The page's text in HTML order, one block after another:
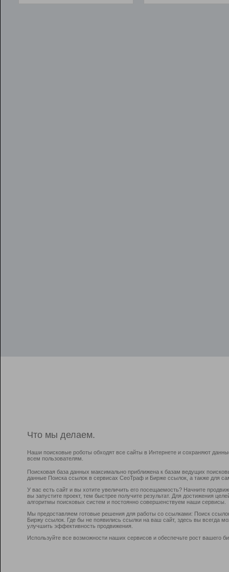
Что мы делаем.
Наши поисковые роботы обходят все сайты в Интернете и сохраняют
всем пользователям.
Поисковая база данных максимально приближена к базам ведущих
данные Поиска ссылок в сервисах СеоТраф и Бирже ссылок, а также для
У вас есть сайт и вы хотите увеличить его посещаемость? Начните
вы запустите проект, тем быстрее получите результат. Для достижения
алгоритмы поисковых систем и постоянно совершенствуем наши сервисы.
Мы предоставляем готовые решения для работы со ссылками: Поиск
Биржу ссылок. Где бы не появились ссылки на ваш сайт, здесь вы всегда
улучшить эффективность продвижения.
Используйте все возможности наших сервисов и обеспечьте рост вашего